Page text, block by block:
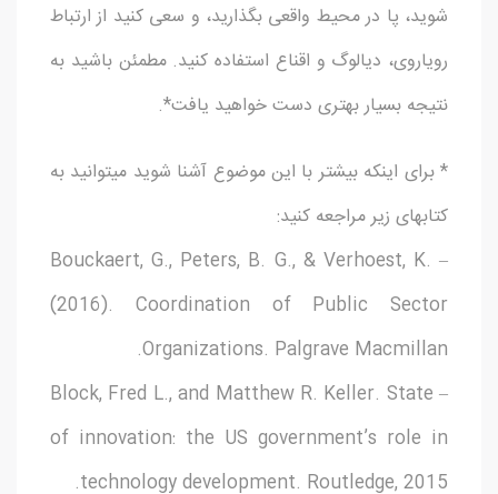
شوید، پا در محیط واقعی بگذارید، و سعی کنید از ارتباط
رویاروی، دیالوگ و اقناع استفاده کنید. مطمئن باشید به
نتیجه بسیار بهتری دست خواهید یافت*.
* برای اینکه بیشتر با این موضوع آشنا شوید میتوانید به
کتابهای زیر مراجعه کنید:
– Bouckaert, G., Peters, B. G., & Verhoest, K.
(2016). Coordination of Public Sector
Organizations. Palgrave Macmillan.
– Block, Fred L., and Matthew R. Keller. State
of innovation: the US government’s role in
technology development. Routledge, 2015.